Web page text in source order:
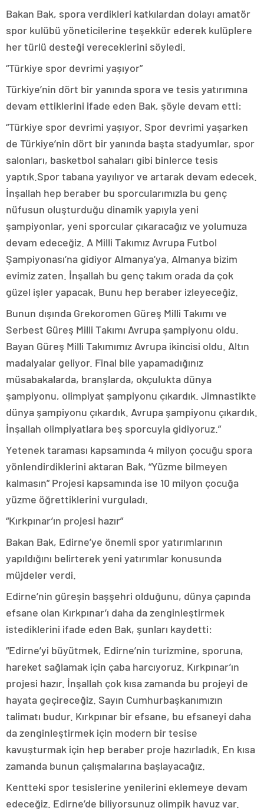
Bakan Bak, spora verdikleri katkılardan dolayı amatör
spor kulübü yöneticilerine teşekkür ederek kulüplere
her türlü desteği vereceklerini söyledi.
“Türkiye spor devrimi yaşıyor”
Türkiye’nin dört bir yanında spora ve tesis yatırımına
devam ettiklerini ifade eden Bak, şöyle devam etti:
“Türkiye spor devrimi yaşıyor. Spor devrimi yaşarken
de Türkiye’nin dört bir yanında başta stadyumlar, spor
salonları, basketbol sahaları gibi binlerce tesis
yaptık.Spor tabana yayılıyor ve artarak devam edecek.
İnşallah hep beraber bu sporcularımızla bu genç
nüfusun oluşturduğu dinamik yapıyla yeni
şampiyonlar, yeni sporcular çıkaracağız ve yolumuza
devam edeceğiz. A Milli Takımız Avrupa Futbol
Şampiyonası’na gidiyor Almanya’ya. Almanya bizim
evimiz zaten. İnşallah bu genç takım orada da çok
güzel işler yapacak. Bunu hep beraber izleyeceğiz.
Bunun dışında Grekoromen Güreş Milli Takımı ve
Serbest Güreş Milli Takımı Avrupa şampiyonu oldu.
Bayan Güreş Milli Takımımız Avrupa ikincisi oldu. Altın
madalyalar geliyor. Final bile yapamadığınız
müsabakalarda, branşlarda, okçulukta dünya
şampiyonu, olimpiyat şampiyonu çıkardık. Jimnastikte
dünya şampiyonu çıkardık. Avrupa şampiyonu çıkardık.
İnşallah olimpiyatlara beş sporcuyla gidiyoruz.”
Yetenek taraması kapsamında 4 milyon çocuğu spora
yönlendirdiklerini aktaran Bak, “Yüzme bilmeyen
kalmasın” Projesi kapsamında ise 10 milyon çocuğa
yüzme öğrettiklerini vurguladı.
“Kırkpınar’ın projesi hazır”
Bakan Bak, Edirne’ye önemli spor yatırımlarının
yapıldığını belirterek yeni yatırımlar konusunda
müjdeler verdi.
Edirne’nin güreşin başşehri olduğunu, dünya çapında
efsane olan Kırkpınar’ı daha da zenginleştirmek
istediklerini ifade eden Bak, şunları kaydetti:
“Edirne’yi büyütmek, Edirne’nin turizmine, sporuna,
hareket sağlamak için çaba harcıyoruz. Kırkpınar’ın
projesi hazır. İnşallah çok kısa zamanda bu projeyi de
hayata geçireceğiz. Sayın Cumhurbaşkanımızın
talimatı budur. Kırkpınar bir efsane, bu efsaneyi daha
da zenginleştirmek için modern bir tesise
kavuşturmak için hep beraber proje hazırladık. En kısa
zamanda bunun çalışmalarına başlayacağız.
Kentteki spor tesislerine yenilerini eklemeye devam
edeceğiz. Edirne’de biliyorsunuz olimpik havuz var.